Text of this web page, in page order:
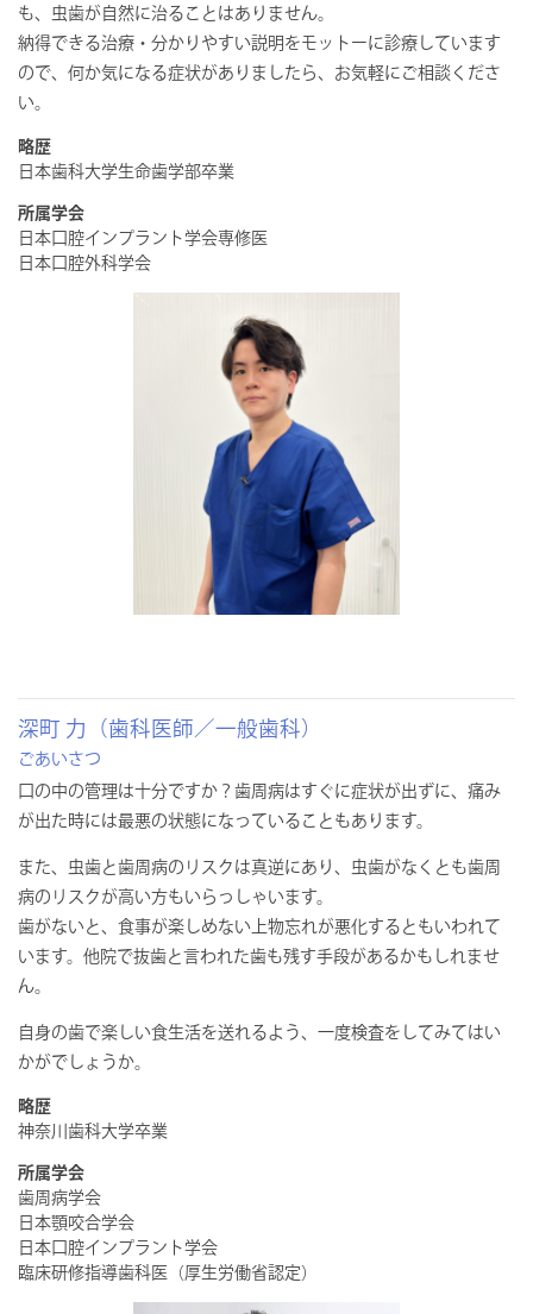
も、虫歯が自然に治ることはありません。
納得できる治療・分かりやすい説明をモットーに診療しています
ので、何か気になる症状がありましたら、お気軽にご相談くださ
い。
略歴
日本歯科大学生命歯学部卒業
所属学会
日本口腔インプラント学会専修医
日本口腔外科学会
深町 力（歯科医師／一般歯科）
ごあいさつ
口の中の管理は十分ですか？歯周病はすぐに症状が出ずに、痛み
が出た時には最悪の状態になっていることもあります。
また、虫歯と歯周病のリスクは真逆にあり、虫歯がなくとも歯周
病のリスクが高い方もいらっしゃいます。
歯がないと、食事が楽しめない上物忘れが悪化するともいわれて
います。他院で抜歯と言われた歯も残す手段があるかもしれませ
ん。
自身の歯で楽しい食生活を送れるよう、一度検査をしてみてはい
かがでしょうか。
略歴
神奈川歯科大学卒業
所属学会
歯周病学会
日本顎咬合学会
日本口腔インプラント学会
臨床研修指導歯科医（厚生労働省認定）